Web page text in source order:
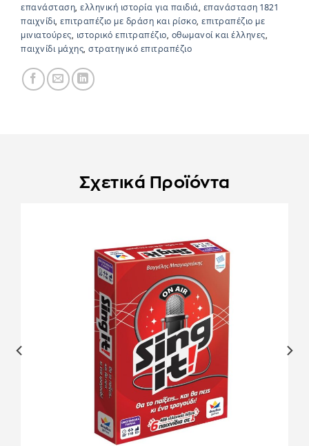
επανάσταση ελληνική ιστορία για παιδιά επανάσταση 1821
παιχνίδι επιτραπέζιο με δράση και ρίσκο επιτραπέζιο με
μινιατούρες ιστορικό επιτραπέζιο οθωμανοί και έλληνες
παιχνίδι μάχης στρατηγικό επιτραπέζιο
Σχετικά Προϊόντα